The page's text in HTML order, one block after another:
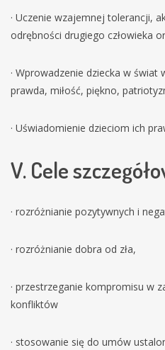
· Uczenie wzajemnej tolerancji,
odrębności drugiego człowieka
· Wprowadzenie dziecka w
prawda, miłość, piękno,
· Uświadomienie dzieciom ich
V. Cele
· rozróżnianie pozytywnych i
· rozróżnianie dobra od zła,
· przestrzeganie kompromisu w
konfliktów
· stosowanie się do umów